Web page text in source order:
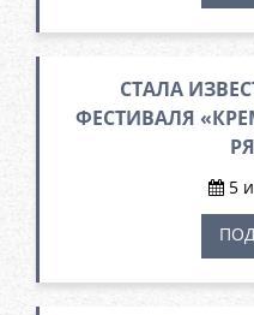
СТАЛА
ФЕСТИВАЛЯ
5